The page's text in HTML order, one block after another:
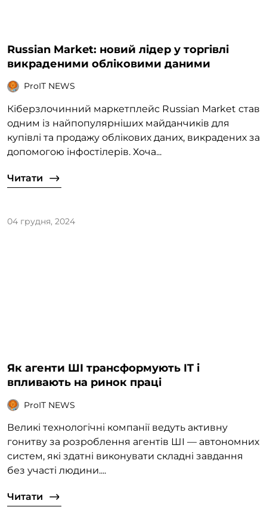
Russian Market: новий лідер у торгівлі
викраденими обліковими даними
ProIT NEWS
Кіберзлочинний маркетплейс Russian Market став
одним із найпопулярніших майданчиків для
купівлі та продажу облікових даних, викрадених за
допомогою інфостілерів. Хоча...
Читати
04 грудня, 2024
Як агенти ШІ трансформують IT і
впливають на ринок праці
ProIT NEWS
Великі технологічні компанії ведуть активну
гонитву за розроблення агентів ШІ — автономних
систем, які здатні виконувати складні завдання
без участі людини....
Читати